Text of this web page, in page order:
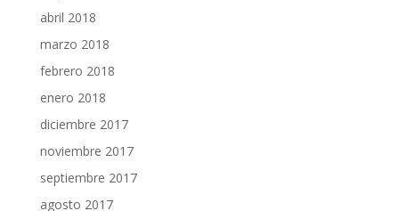
abril 2018
marzo 2018
febrero 2018
enero 2018
diciembre 2017
noviembre 2017
septiembre 2017
agosto 2017